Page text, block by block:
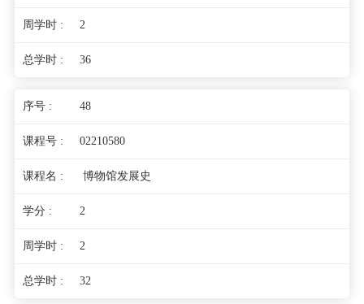
2
36
48
02210580
博物馆发展史
2
2
32